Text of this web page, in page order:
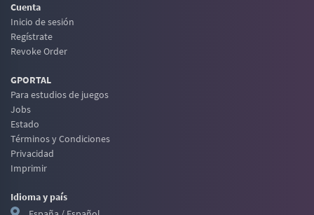
Cuenta
Inicio de sesión
Regístrate
Revoke Order
GPORTAL
Para estudios de juegos
Jobs
Estado
Términos y Condiciones
Privacidad
Imprimir
Idioma y país